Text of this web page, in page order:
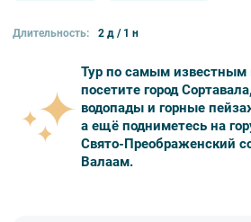
Длительность: 2 д / 1 н
Тур по самым
посетите город
водопады и горные
а ещё подниметесь на
Свято-Преображенский
Валаам.